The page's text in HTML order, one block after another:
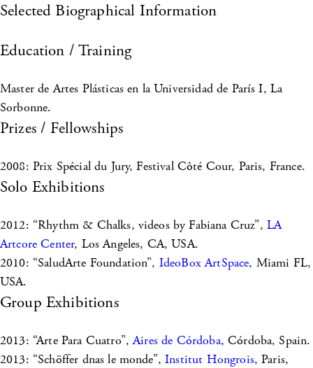
Selected Biographical Information
Education / Training
Master de Artes Plásticas en la Universidad de París I, La
Sorbonne.
Prizes / Fellowships
2008: Prix Spécial du Jury, Festival Côté Cour, Paris, France.
Solo Exhibitions
2012: “Rhythm & Chalks, videos by Fabiana Cruz”, LA
Artcore Center, Los Angeles, CA, USA.
2010: “SaludArte Foundation”, IdeoBox ArtSpace, Miami FL,
USA.
Group Exhibitions
2013: “Arte Para Cuatro”,Aires de Córdoba, Córdoba, Spain.
2013: “Schöffer dnas le monde”,Institut Hongrois, Paris,